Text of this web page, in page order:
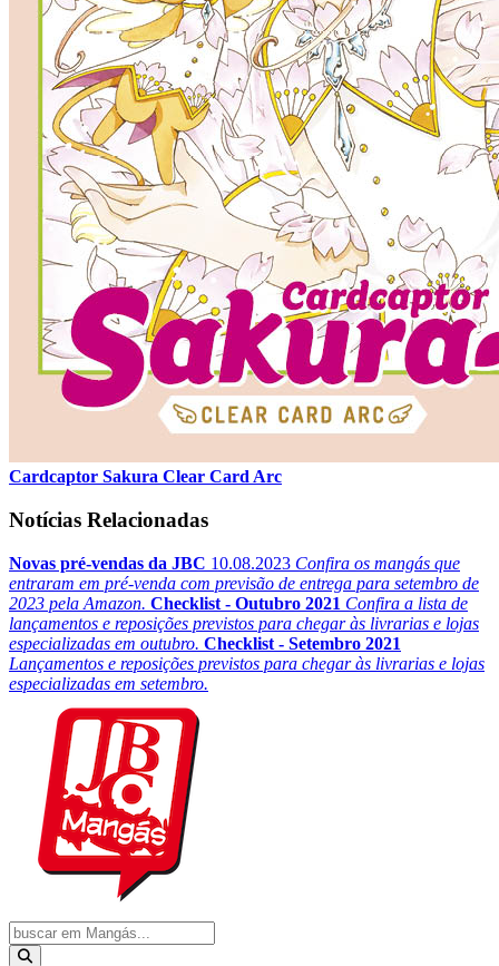
Cardcaptor Sakura Clear Card Arc
Notícias Relacionadas
Novas pré-vendas da JBC 10.08.2023 Confira os mangás que
entraram em pré-venda com previsão de entrega para setembro de
2023 pela Amazon. Checklist - Outubro 2021 Confira a lista de
lançamentos e reposições previstos para chegar às livrarias e lojas
especializadas em outubro. Checklist - Setembro 2021
Lançamentos e reposições previstos para chegar às livrarias e lojas
especializadas em setembro.